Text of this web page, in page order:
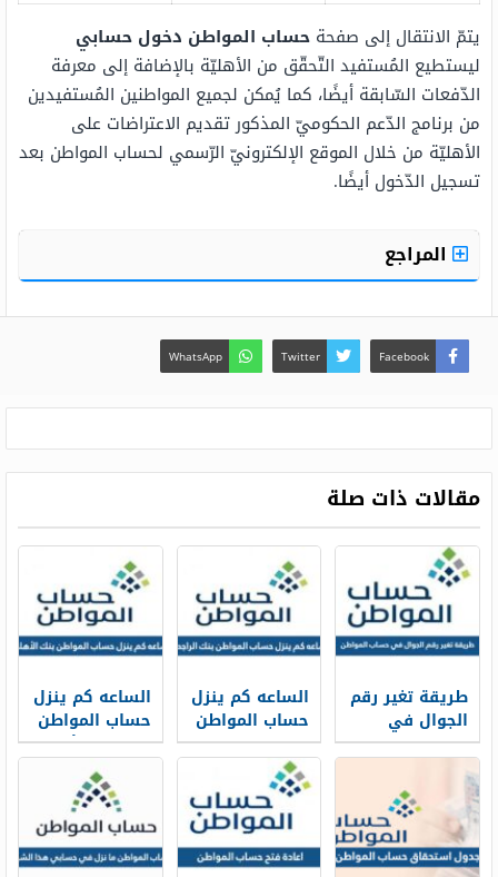
يتمّ الانتقال إلى صفحة حساب المواطن دخول حسابي
ليستطيع المُستفيد التّحقّق من الأهليّة بالإضافة إلى معرفة
الدّفعات السّابقة أيضًا، كما يُمكن لجميع المواطنين المُستفيدين
من برنامج الدّعم الحكوميّ المذكور تقديم الاعتراضات على
الأهليّة من خلال الموقع الإلكترونيّ الرّسمي لحساب المواطن بعد
تسجيل الدّخول أيضًا.
المراجع
Facebook
Twitter
WhatsApp
مقالات ذات صلة
طريقة تغير رقم
الجوال في
حساب المواطن
بالخطوات 1448
الساعه كم ينزل
حساب المواطن
في بنك
الراجحي 1448
الساعه كم ينزل
حساب المواطن
في بنك الأهلي
1448